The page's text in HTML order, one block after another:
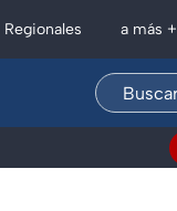
Regionales a más +